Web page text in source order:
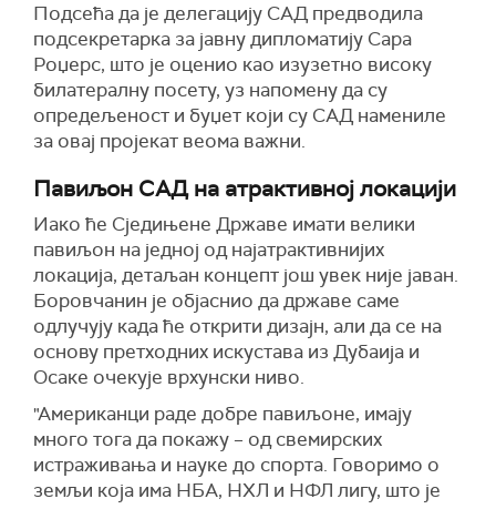
Подсећа да је делегацију САД предводила
подсекретарка за јавну дипломатију Сара
Роџерс, што је оценио као изузетно високу
билатералну посету, уз напомену да су
опредељеност и буџет који су САД намениле
за овај пројекат веома важни.
Павиљон САД на атрактивној локацији
Иако ће Сједињене Државе имати велики
павиљон на једној од најатрактивнијих
локација, детаљан концепт још увек није јаван.
Боровчанин је објаснио да државе саме
одлучују када ће открити дизајн, али да се на
основу претходних искустава из Дубаија и
Осаке очекује врхунски ниво.
"Американци раде добре павиљоне, имају
много тога да покажу – од свемирских
истраживања и науке до спорта. Говоримо о
земљи која има НБА, НХЛ и НФЛ лигу, што је